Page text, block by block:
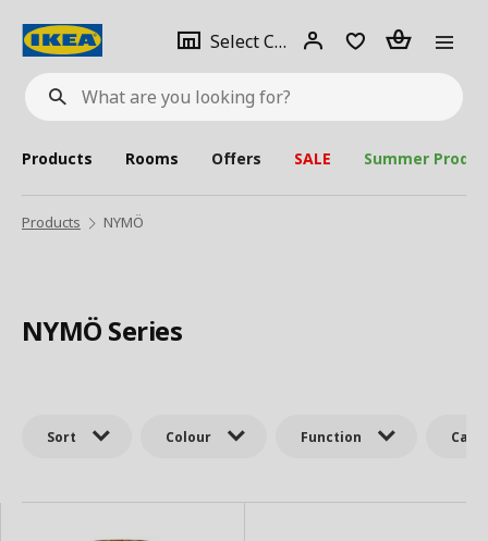
What
are
looking
for?
Select City Select
city
Login Piece(s)
Products Rooms Offers SALE Summer
Products NYMÖ
NYMÖ Series
Sort Colour Function